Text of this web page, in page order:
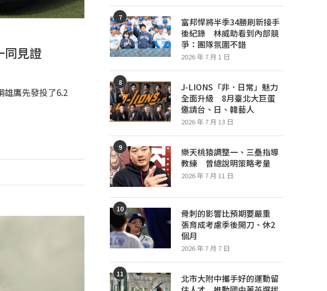
同見證
雄鷹先發投了6.2
7
富邦悍將半季34勝刷新接手
後紀錄 林威助看到內部競
爭：團隊氛圍不錯
2026 年 7 月 1 日
8
J-LIONS「非．日常」魅力
全面升級 8月臺北大巨蛋
邀請台、日、韓藝人
2026 年 7 月 13 日
9
樂天桃猿調整一、三壘指導
教練 曾總說明策略考量
2026 年 7 月 11 日
10
骨刺的影響比預期要嚴重
張育成考慮季後開刀、休2
個月
2026 年 7 月 7 日
11
北市大附中攜手好的運動留